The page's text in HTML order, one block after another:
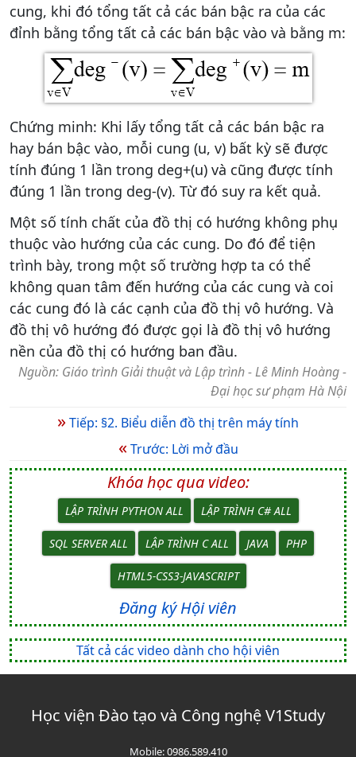
cung, khi đó tổng tất cả các bán bậc ra của các
đỉnh bằng tổng tất cả các bán bậc vào và bằng m:
Chứng minh: Khi lấy tổng tất cả các bán bậc ra
hay bán bậc vào, mỗi cung (u, v) bất kỳ sẽ được
tính đúng 1 lần trong deg+(u) và cũng được tính
đúng 1 lần trong deg-(v). Từ đó suy ra kết quả.
Một số tính chất của đồ thị có hướng không phụ
thuộc vào hướng của các cung. Do đó để tiện
trình bày, trong một số trường hợp ta có thể
không quan tâm đến hướng của các cung và coi
các cung đó là các cạnh của đồ thị vô hướng. Và
đồ thị vô hướng đó được gọi là đồ thị vô hướng
nền của đồ thị có hướng ban đầu.
Nguồn: Giáo trình Giải thuật và Lập trình - Lê Minh Hoàng -
Đại học sư phạm Hà Nội
»Tiếp: §2. Biểu diễn đồ thị trên máy tính
«Trước: Lời mở đầu
Khóa học qua video:
LẬP TRÌNH PYTHON ALL LẬP TRÌNH C# ALL
SQL SERVER ALL LẬP TRÌNH C ALL JAVA PHP
HTML5-CSS3-JAVASCRIPT
Đăng ký Hội viên
Tất cả các video dành cho hội viên
Học viện Đào tạo và Công nghệ V1Study
Mobile:0986.589.410